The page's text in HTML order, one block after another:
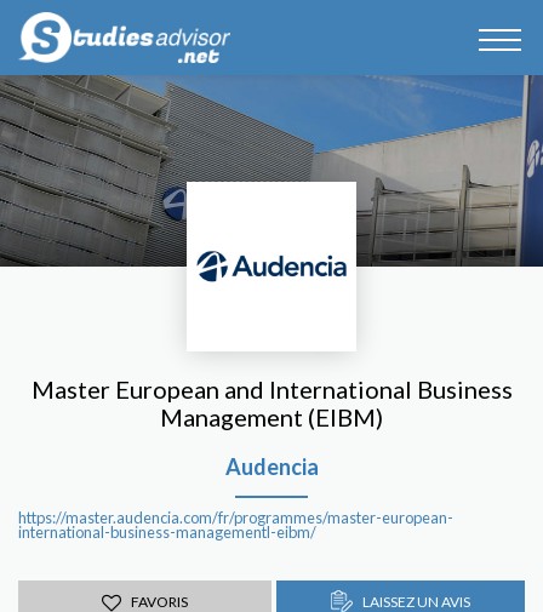
Master European and International Business
Management (EIBM)
Audencia
https://master.audencia.com/fr/programmes/master-european-
international-business-managementl-eibm/
FAVORIS LAISSEZ UN AVIS